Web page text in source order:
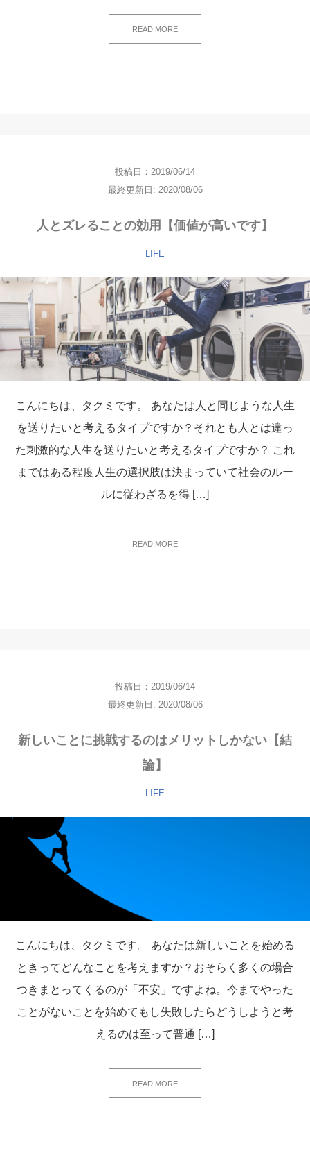
READ MORE
投稿日：2019/06/14
最終更新日: 2020/08/06
人とズレることの効用【価値が高いです】
LIFE
こんにちは、タクミです。 あなたは人と同じような人生
を送りたいと考えるタイプですか？それとも人とは違っ
た刺激的な人生を送りたいと考えるタイプですか？ これ
まではある程度人生の選択肢は決まっていて社会のルー
ルに従わざるを得 […]
READ MORE
投稿日：2019/06/14
最終更新日: 2020/08/06
新しいことに挑戦するのはメリットしかない【結
論】
LIFE
こんにちは、タクミです。 あなたは新しいことを始める
ときってどんなことを考えますか？おそらく多くの場合
つきまとってくるのが「不安」ですよね。今までやった
ことがないことを始めてもし失敗したらどうしようと考
えるのは至って普通 […]
READ MORE